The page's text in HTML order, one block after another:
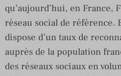
qu’aujourd’hui, en France,
réseau social de référence.
dispose d’un taux de
auprès de la population
des réseaux sociaux en